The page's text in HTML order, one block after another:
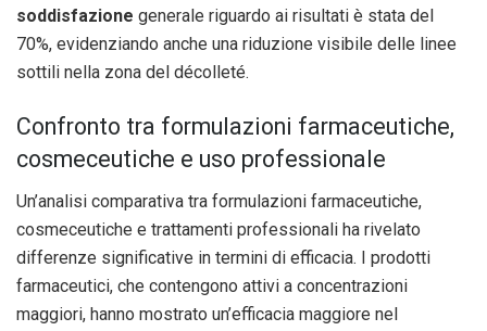
soddisfazione generale riguardo ai risultati è stata del
70%, evidenziando anche una riduzione visibile delle linee
sottili nella zona del décolleté.
Confronto tra formulazioni farmaceutiche,
cosmeceutiche e uso professionale
Un’analisi comparativa tra formulazioni farmaceutiche,
cosmeceutiche e trattamenti professionali ha rivelato
differenze significative in termini di efficacia. I prodotti
farmaceutici, che contengono attivi a concentrazioni
maggiori, hanno mostrato un’efficacia maggiore nel